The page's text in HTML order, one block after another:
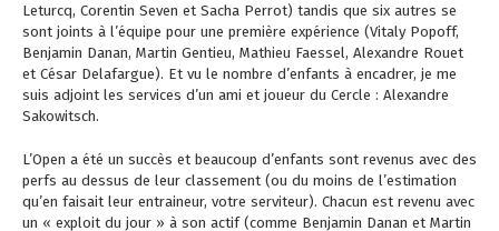
Leturcq, Corentin Seven et Sacha Perrot) tandis que six autres se
sont joints à l’équipe pour une première expérience (Vitaly Popoff,
Benjamin Danan, Martin Gentieu, Mathieu Faessel, Alexandre Rouet
et César Delafargue). Et vu le nombre d’enfants à encadrer, je me
suis adjoint les services d’un ami et joueur du Cercle : Alexandre
Sakowitsch.
L’Open a été un succès et beaucoup d’enfants sont revenus avec des
perfs au dessus de leur classement (ou du moins de l’estimation
qu’en faisait leur entraineur, votre serviteur). Chacun est revenu avec
un « exploit du jour » à son actif (comme Benjamin Danan et Martin